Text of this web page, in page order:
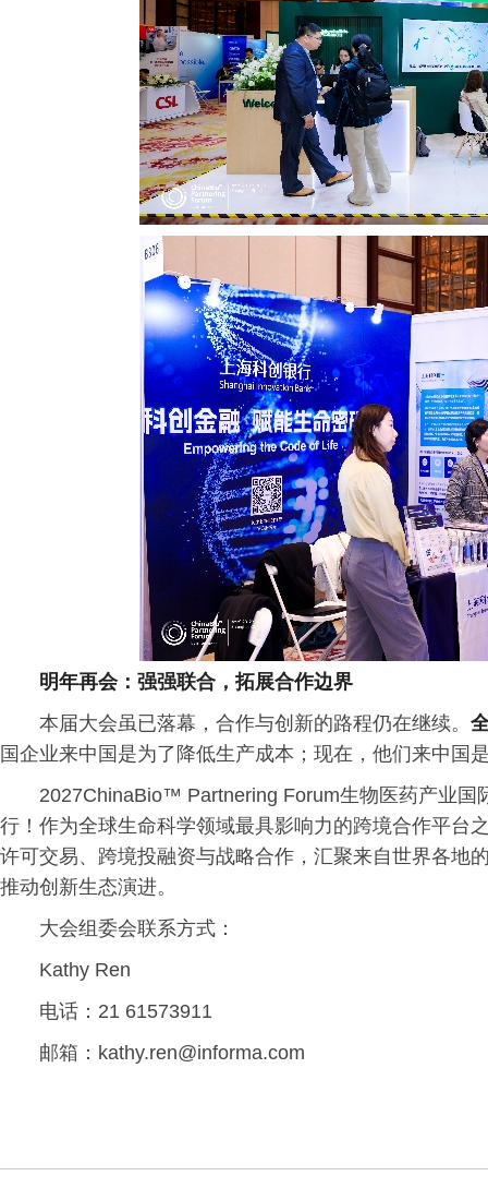
明年再会：强强联合，拓展合作边界
本届大会虽已落幕，合作与创新的路程仍在继续。
国企业来中国是为了降低生产成本；现在，他们来中国
2027ChinaBio™ Partnering Forum生物医药产业国
行！作为全球生命科学领域最具影响力的跨境合作平台
许可交易、跨境投融资与战略合作，汇聚来自世界各地
推动创新生态演进。
大会组委会联系方式：
Kathy Ren
电话 ：21 61573911
邮箱：kathy.ren@informa.com